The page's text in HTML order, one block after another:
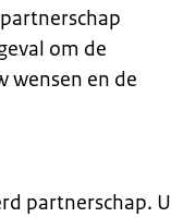
om de
wensen en de
partnerschap. U